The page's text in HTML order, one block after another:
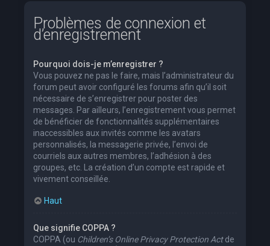
Problèmes de connexion et
d’enregistrement
Pourquoi dois-je m’enregistrer ?
Vous pouvez ne pas le faire, mais l’administrateur du
forum peut avoir configuré les forums afin qu’il soit
nécessaire de s’enregistrer pour poster des
messages. Par ailleurs, l’enregistrement vous permet
de bénéficier de fonctionnalités supplémentaires
inaccessibles aux invités comme les avatars
personnalisés, la messagerie privée, l’envoi de
courriels aux autres membres, l’adhésion à des
groupes, etc. La création d’un compte est rapide et
vivement conseillée.
Haut
Que signifie COPPA ?
COPPA (ou Children’s Online Privacy Protection Actde